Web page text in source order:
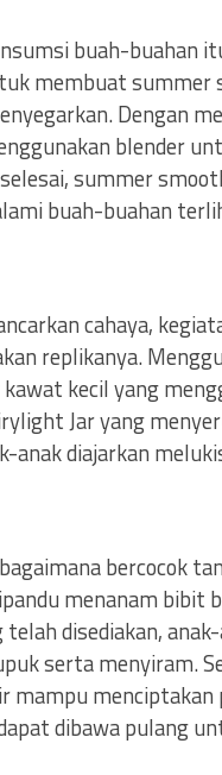
buah-buahan
membuat summer
Dengan
blender
summer
buah-buahan
cahaya,
replikanya.
kecil yang
Jar yang
anak diajarkan
bercocok
menanam bibit
disediakan,
serta menyiram.
mampu menciptakan
dibawa pulang